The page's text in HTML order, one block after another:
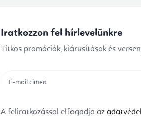
Iratkozzon fel hírlevelünkre
Titkos promóciók, kiárusítások és
A feliratkozással elfogadja az